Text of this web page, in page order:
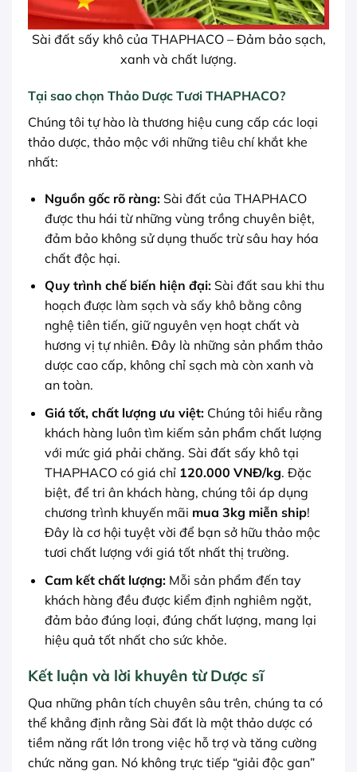
Sài đất sấy khô của THAPHACO – Đảm bảo sạch,
xanh và chất lượng.
Tại sao chọn Thảo Dược Tươi THAPHACO?
Chúng tôi tự hào là thương hiệu cung cấp các loại
thảo dược, thảo mộc với những tiêu chí khắt khe
nhất:
Nguồn gốc rõ ràng:Sài đất của THAPHACO
được thu hái từ những vùng trồng chuyên biệt,
đảm bảo không sử dụng thuốc trừ sâu hay hóa
chất độc hại.
Quy trình chế biến hiện đại:Sài đất sau khi thu
hoạch được làm sạch và sấy khô bằng công
nghệ tiên tiến, giữ nguyên vẹn hoạt chất và
hương vị tự nhiên. Đây là những sản phẩm thảo
dược cao cấp, không chỉ sạch mà còn xanh và
an toàn.
Giá tốt, chất lượng ưu việt:Chúng tôi hiểu rằng
khách hàng luôn tìm kiếm sản phẩm chất lượng
với mức giá phải chăng. Sài đất sấy khô tại
THAPHACO có giá chỉ 120.000 VNĐ/kg. Đặc
biệt, để tri ân khách hàng, chúng tôi áp dụng
chương trình khuyến mãi mua 3kg miễn ship!
Đây là cơ hội tuyệt vời để bạn sở hữu thảo mộc
tươi chất lượng với giá tốt nhất thị trường.
Cam kết chất lượng:Mỗi sản phẩm đến tay
khách hàng đều được kiểm định nghiêm ngặt,
đảm bảo đúng loại, đúng chất lượng, mang lại
hiệu quả tốt nhất cho sức khỏe.
Kết luận và lời khuyên từ Dược sĩ
Qua những phân tích chuyên sâu trên, chúng ta có
thể khẳng định rằng Sài đất là một thảo dược có
tiềm năng rất lớn trong việc hỗ trợ và tăng cường
chức năng gan. Nó không trực tiếp “giải độc gan”